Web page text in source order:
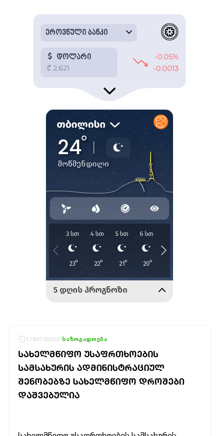
1786136032 საზოგადოება
ᲡᲐᲮᲔᲚᲛᲬᲘᲤᲝ ᲣᲡᲐᲤᲠᲗᲮᲝᲔᲑᲘᲡ
ᲡᲐᲛᲡᲐᲮᲣᲠᲘᲡ ᲐᲓᲛᲘᲜᲘᲡᲢᲠᲐᲪᲘᲣᲚ
ᲨᲔᲜᲝᲑᲔᲑᲖᲔ ᲡᲐᲮᲔᲚᲛᲬᲘᲤᲝ ᲓᲠᲝᲨᲔᲑᲘ
ᲓᲐᲨᲕᲔᲑᲣᲚᲘᲐ